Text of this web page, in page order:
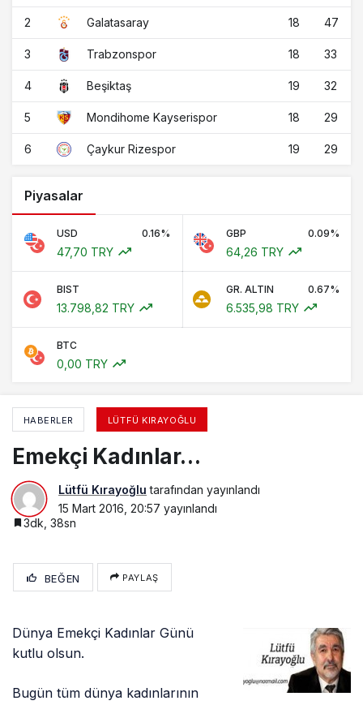
2 Galatasaray 18 47
3 Trabzonspor 18 33
4 Beşiktaş 19 32
5 Mondihome Kayserispor 18 29
6 Çaykur Rizespor 19 29
Piyasalar
USD 0.16%
47,70 TRY
GBP 0.09%
64,26 TRY
BIST
13.798,82 TRY
GR. ALTIN 0.67%
6.535,98 TRY
BTC
0,00 TRY
HABERLER LÜTFÜ KIRAYOĞLU
Emekçi Kadınlar…
Lütfü Kırayoğlu tarafından yayınlandı
15 Mart 2016, 20:57 yayınlandı
3dk, 38sn
BEĞEN PAYLAŞ
Dünya Emekçi Kadınlar Günü
kutlu olsun.
Bugün tüm dünya kadınlarının